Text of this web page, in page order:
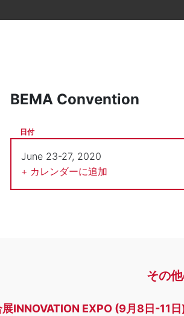
BEMA Convention
日付
June 23-27, 2020
+ カレンダーに追加
その
展INNOVATION EXPO (9月8日-11日